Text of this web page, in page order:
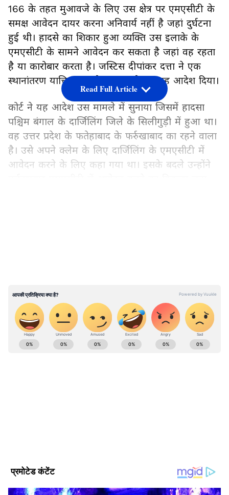
166 के तहत मुआवजे के लिए उस क्षेत्र पर एमएसीटी के
समक्ष आवेदन दायर करना अनिवार्य नहीं है जहां दुर्घटना
हुई थी। हादसे का शिकार हुआ व्यक्ति उस इलाके के
एमएसीटी के सामने आवेदन कर सकता है जहां वह रहता
है या कारोबार करता है। जस्टिस दीपांकर दत्ता ने एक
स्थानांतरण याचिका पर फैसला करते हुए यह आदेश दिया।
कोर्ट ने यह आदेश उस मामले में सुनाया जिसमें हादसा
पश्चिम बंगाल के दार्जिलिंग जिले के सिलीगुड़ी में हुआ था।
वह उत्तर प्रदेश के फतेहाबाद के फर्रुखाबाद का रहने वाला
है। उसे अपने क्लेम के लिए दार्जिलिंग के एमएसीटी में
आवेदन करने के लिए कहा गया था। इसके बदले उन्होंने
Read Full Article
ABOUT THE AUTHOR